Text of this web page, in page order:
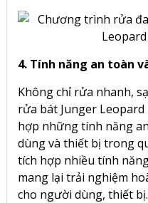
4. Tính năng an toàn
Không chỉ rửa nhanh,
rửa bát Junger Leopard
hợp những tính năng
dùng và thiết bị trong
tích hợp nhiều tính
mang lại trải nghiệm
cho người dùng, thiết bị.